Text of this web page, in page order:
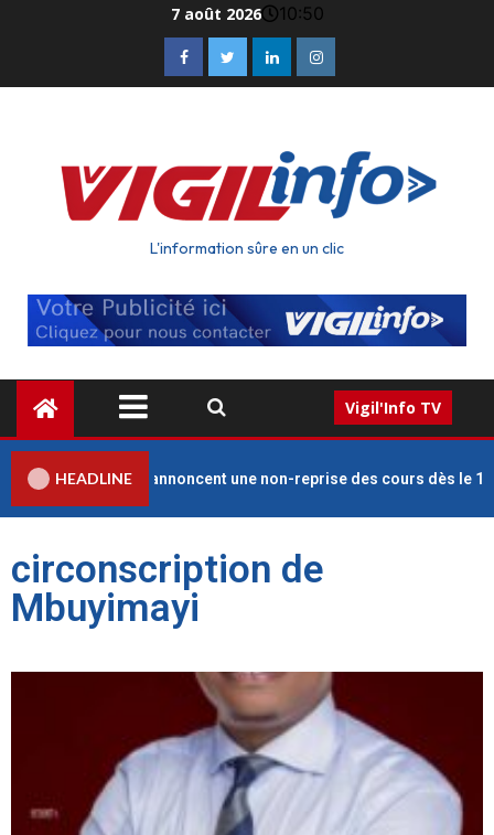
7 août 2026 10:50
L'information sûre en un clic
Vigil'Info TV
HEADLINE
des enseignants annoncent une non-reprise des cours dès le 1er
circonscription de
Mbuyimayi